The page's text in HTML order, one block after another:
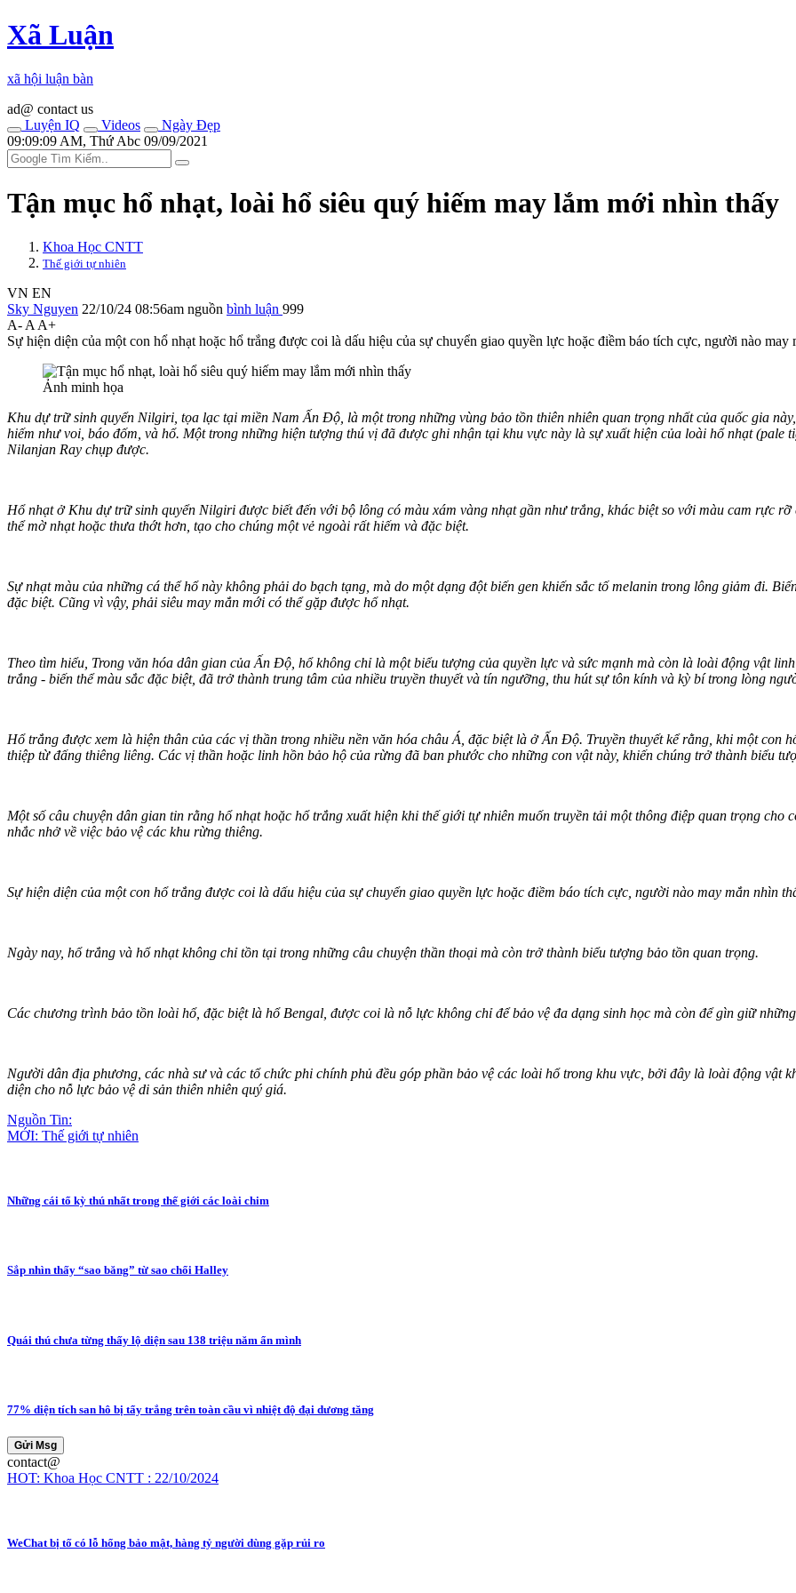
Xã Luận
xã hội luận bàn
ad@ contact us
Luyện IQ
Videos
Ngày Đẹp
09:09:09 AM, Thứ Abc 09/09/2021
Tận mục hổ nhạt, loài hổ siêu quý hiếm may lắm mới nhìn thấy
Khoa Học CNTT
Thế giới tự nhiên
VN EN
Sky Nguyen 22/10/24 08:56am nguồn bình luận 999
A- A A+
Sự hiện diện của một con hổ nhạt hoặc hổ trắng được coi là dấu hiệu của sự chuyển giao quyền lực hoặc điềm báo tích cực, người nào
Ảnh minh họa
Khu dự trữ sinh quyển Nilgiri, tọa lạc tại miền Nam Ấn Độ, là một trong những vùng bảo tồn thiên nhiên quan trọng nhất của quốc gia
hiếm như voi, báo đốm, và hổ. Một trong những hiện tượng thú vị đã được ghi nhận tại khu vực này là sự xuất hiện của loài hổ nhạt (pale
Nilanjan Ray chụp được.
Hổ nhạt ở Khu dự trữ sinh quyển Nilgiri được biết đến với bộ lông có màu xám vàng nhạt gần như trắng, khác biệt so với màu cam rực
thể mờ nhạt hoặc thưa thớt hơn, tạo cho chúng một vẻ ngoài rất hiếm và đặc biệt.
Sự nhạt màu của những cá thể hổ này không phải do bạch tạng, mà do một dạng đột biến gen khiến sắc tố melanin trong lông giảm đi.
đặc biệt. Cũng vì vậy, phải siêu may mắn mới có thể gặp được hổ nhạt.
Theo tìm hiểu, Trong văn hóa dân gian của Ấn Độ, hổ không chỉ là một biểu tượng của quyền lực và sức mạnh mà còn là loài động vật
trắng - biến thể màu sắc đặc biệt, đã trở thành trung tâm của nhiều truyền thuyết và tín ngưỡng, thu hút sự tôn kính và kỳ bí trong lòng
Hổ trắng được xem là hiện thân của các vị thần trong nhiều nền văn hóa châu Á, đặc biệt là ở Ấn Độ. Truyền thuyết kể rằng, khi một con
thiệp từ đấng thiêng liêng. Các vị thần hoặc linh hồn bảo hộ của rừng đã ban phước cho những con vật này, khiến chúng trở thành biểu
Một số câu chuyện dân gian tin rằng hổ nhạt hoặc hổ trắng xuất hiện khi thế giới tự nhiên muốn truyền tải một thông điệp quan trọng
nhắc nhở về việc bảo vệ các khu rừng thiêng.
Sự hiện diện của một con hổ trắng được coi là dấu hiệu của sự chuyển giao quyền lực hoặc điềm báo tích cực, người nào may mắn nhìn
Ngày nay, hổ trắng và hổ nhạt không chỉ tồn tại trong những câu chuyện thần thoại mà còn trở thành biểu tượng bảo tồn quan trọng.
Các chương trình bảo tồn loài hổ, đặc biệt là hổ Bengal, được coi là nỗ lực không chỉ để bảo vệ đa dạng sinh học mà còn để gìn giữ
Người dân địa phương, các nhà sư và các tổ chức phi chính phủ đều góp phần bảo vệ các loài hổ trong khu vực, bởi đây là loài động
diện cho nỗ lực bảo vệ di sản thiên nhiên quý giá.
Nguồn Tin:
MỚI: Thế giới tự nhiên
Những cái tổ kỳ thú nhất trong thế giới các loài chim
Sắp nhìn thấy “sao băng” từ sao chổi Halley
Quái thú chưa từng thấy lộ diện sau 138 triệu năm ẩn mình
77% diện tích san hô bị tẩy trắng trên toàn cầu vì nhiệt độ đại dương tăng
Gửi Msg
contact@
HOT: Khoa Học CNTT : 22/10/2024
WeChat bị tố có lỗ hổng bảo mật, hàng tỷ người dùng gặp rủi ro